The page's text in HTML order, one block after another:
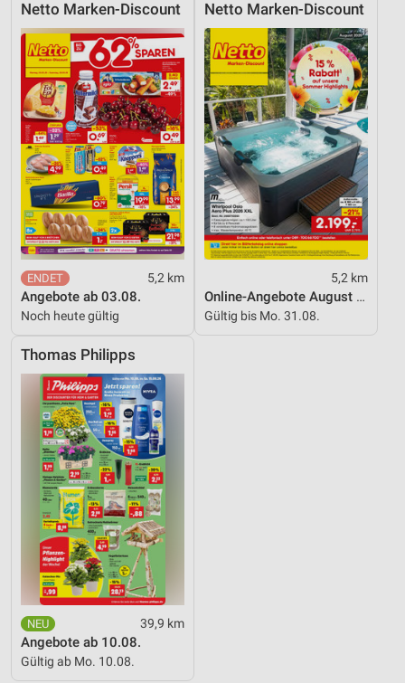
Netto Marken-Discount
5,2 km
Angebote ab 03.08.
Noch heute gültig
Netto Marken-Discount
5,2 km
Online-Angebote August 2026
Gültig bis Mo. 31.08.
Thomas Philipps
39,9 km
Angebote ab 10.08.
Gültig ab Mo. 10.08.